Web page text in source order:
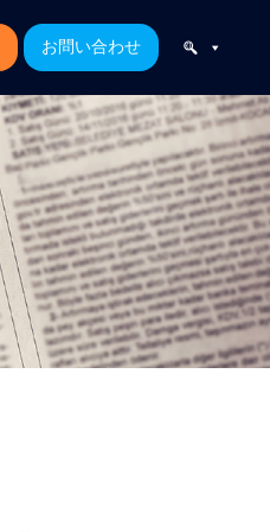
お問い合わせ